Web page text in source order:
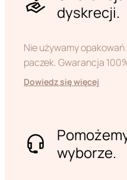
dyskrecji.
Nie używamy
paczek. Gwarancja
Dowiedz się więcej
wyborze.